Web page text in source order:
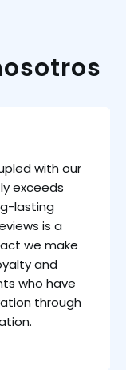
with our
exceeds
lasting
is a
we make
and
who have
through